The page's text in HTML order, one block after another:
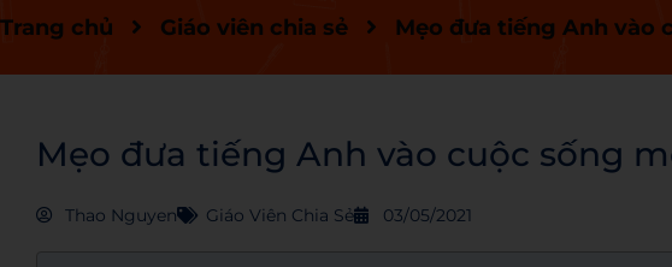
Trang chủ Giáo viên chia sẻ Mẹo đưa tiếng Anh vào
Mẹo đưa tiếng Anh vào cuộc sống
Thao Nguyen Giáo Viên Chia Sẻ 03/05/2021